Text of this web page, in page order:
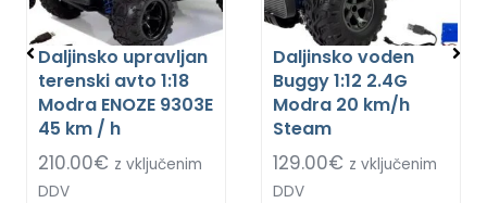
Daljinsko upravljan
terenski avto 1:18
Modra ENOZE 9303E
45 km / h
210.00€ z vključenim
DDV
Daljinsko voden
Buggy 1:12 2.4G
Modra 20 km/h
Steam
129.00€ z vključenim
DDV